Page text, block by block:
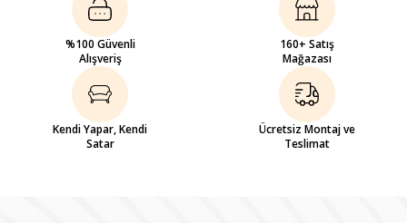
%100 Güvenli
Alışveriş
160+ Satış
Mağazası
Kendi Yapar, Kendi
Satar
Ücretsiz Montaj ve
Teslimat